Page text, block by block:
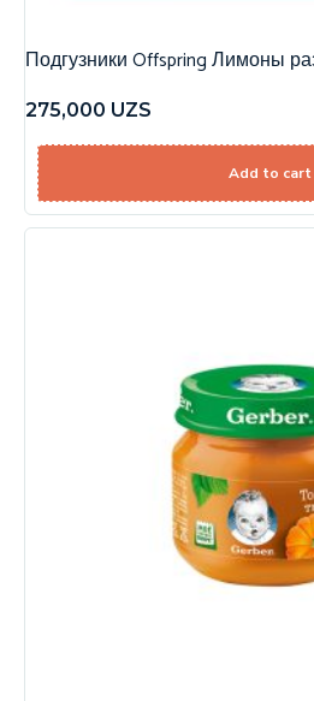
Подгузники Offspring Лимоны
275,000 UZS
Add to cart